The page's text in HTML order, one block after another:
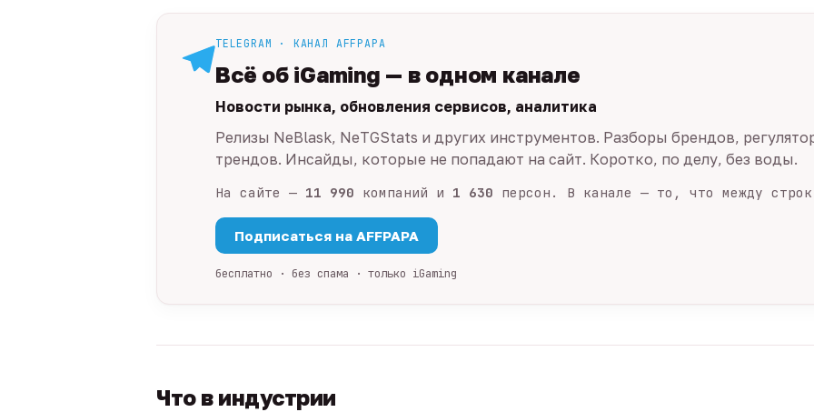
TELEGRAM · КАНАЛ AFFPAPA
Всё об iGaming — в одном канале
Новости рынка, обновления сервисов, аналитика
Релизы NeBlask, NeTGStats и других инструментов. Разборы брендов,
трендов. Инсайды, которые не попадают на сайт. Коротко, по делу, без воды.
На сайте — 11 990 компаний и 1 630 персон. В канале — то, что между
Подписаться на AFFPAPA
бесплатно · без спама · только iGaming
Что в индустрии